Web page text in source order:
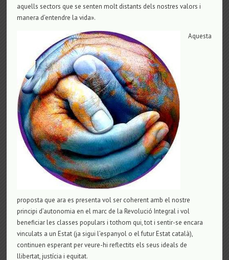
aquells sectors que se senten molt distants dels nostres valors i
manera d’entendre la vida».
Aquesta
proposta que ara es presenta vol ser coherent amb el nostre
principi d’autonomia en el marc de la Revolució Integral i vol
beneficiar les classes populars i tothom qui, tot i sentir-se encara
vinculats a un Estat (ja sigui l’espanyol o el futur Estat català),
continuen esperant per veure-hi reflectits els seus ideals de
llibertat, justícia i equitat.